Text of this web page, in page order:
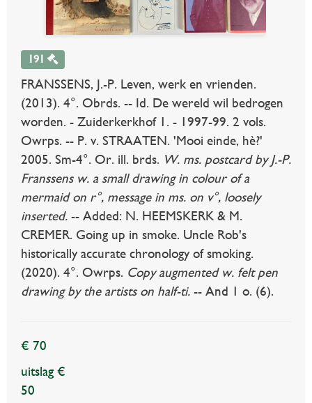
191
FRANSSENS, J.-P. Leven, werk en vrienden.
(2013). 4°. Obrds. -- Id. De wereld wil bedrogen
worden. - Zuiderkerkhof 1. - 1997-99. 2 vols.
Owrps. -- P. v. STRAATEN. 'Mooi einde, hè?'
2005. Sm-4°. Or. ill. brds. W. ms. postcard by J.-P.
Franssens w. a small drawing in colour of a
mermaid on r°, message in ms. on v°, loosely
inserted. -- Added: N. HEEMSKERK & M.
CREMER. Going up in smoke. Uncle Rob's
historically accurate chronology of smoking.
(2020). 4°. Owrps. Copy augmented w. felt pen
drawing by the artists on half-ti. -- And 1 o. (6).
€ 70
uitslag €
50